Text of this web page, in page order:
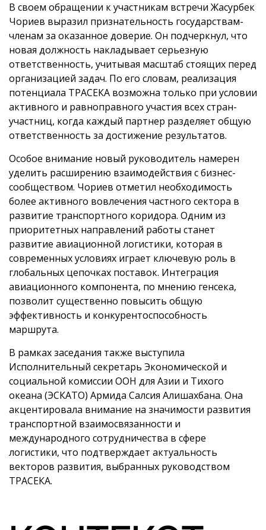
В своем обращении к участникам встречи Жасурбек
Чориев выразил признательность государствам-
членам за оказанное доверие. Он подчеркнул, что
новая должность накладывает серьезную
ответственность, учитывая масштаб стоящих перед
организацией задач. По его словам, реализация
потенциала ТРАСЕКА возможна только при условии
активного и равноправного участия всех стран-
участниц, когда каждый партнер разделяет общую
ответственность за достижение результатов.
Особое внимание новый руководитель намерен
уделить расширению взаимодействия с бизнес-
сообществом. Чориев отметил необходимость
более активного вовлечения частного сектора в
развитие транспортного коридора. Одним из
приоритетных направлений работы станет
развитие авиационной логистики, которая в
современных условиях играет ключевую роль в
глобальных цепочках поставок. Интеграция
авиационного компонента, по мнению генсека,
позволит существенно повысить общую
эффективность и конкурентоспособность
маршрута.
В рамках заседания также выступила
Исполнительный секретарь Экономической и
социальной комиссии ООН для Азии и Тихого
океана (ЭСКАТО) Армида Салсия Алишахбана. Она
акцентировала внимание на значимости развития
транспортной взаимосвязанности и
международного сотрудничества в сфере
логистики, что подтверждает актуальность
векторов развития, выбранных руководством
ТРАСЕКА.